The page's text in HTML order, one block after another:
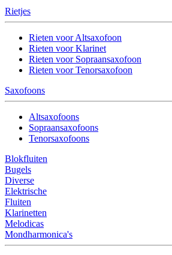
Rietjes
Rieten voor Altsaxofoon
Rieten voor Klarinet
Rieten voor Sopraansaxofoon
Rieten voor Tenorsaxofoon
Saxofoons
Altsaxofoons
Sopraansaxofoons
Tenorsaxofoons
Blokfluiten
Bugels
Diverse
Elektrische
Fluiten
Klarinetten
Melodicas
Mondharmonica's